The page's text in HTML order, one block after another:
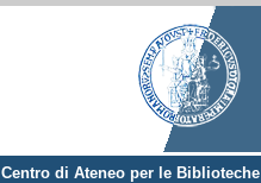
Centro di Ateneo per le Biblioteche